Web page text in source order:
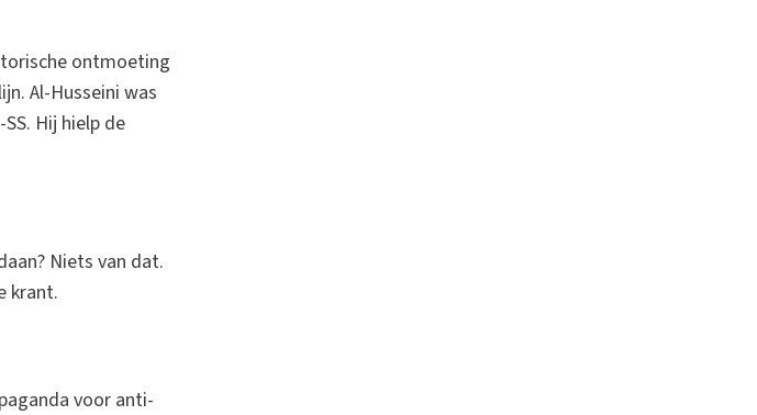
ontmoeting
Al-Husseini was
Hij hielp de
Niets van dat.
krant.
voor anti-